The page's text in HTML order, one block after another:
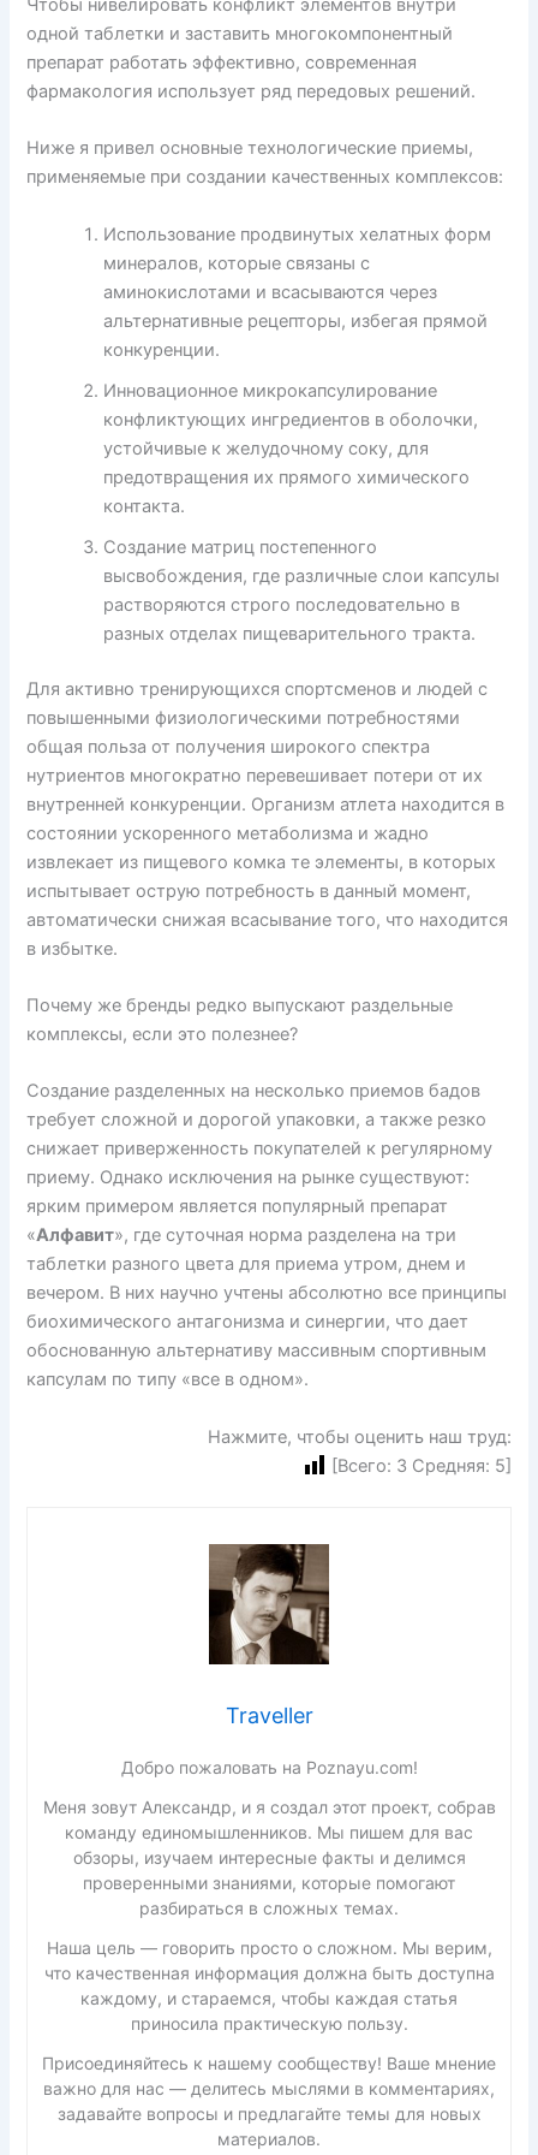
Чтобы нивелировать конфликт элементов внутри
одной таблетки и заставить многокомпонентный
препарат работать эффективно, современная
фармакология использует ряд передовых решений.
Ниже я привел основные технологические приемы,
применяемые при создании качественных комплексов:
Использование продвинутых хелатных форм
минералов, которые связаны с
аминокислотами и всасываются через
альтернативные рецепторы, избегая прямой
конкуренции.
Инновационное микрокапсулирование
конфликтующих ингредиентов в оболочки,
устойчивые к желудочному соку, для
предотвращения их прямого химического
контакта.
Создание матриц постепенного
высвобождения, где различные слои капсулы
растворяются строго последовательно в
разных отделах пищеварительного тракта.
Для активно тренирующихся спортсменов и людей с
повышенными физиологическими потребностями
общая польза от получения широкого спектра
нутриентов многократно перевешивает потери от их
внутренней конкуренции. Организм атлета находится в
состоянии ускоренного метаболизма и жадно
извлекает из пищевого комка те элементы, в которых
испытывает острую потребность в данный момент,
автоматически снижая всасывание того, что находится
в избытке.
Почему же бренды редко выпускают раздельные
комплексы, если это полезнее?
Создание разделенных на несколько приемов бадов
требует сложной и дорогой упаковки, а также резко
снижает приверженность покупателей к регулярному
приему. Однако исключения на рынке существуют:
ярким примером является популярный препарат
«Алфавит», где суточная норма разделена на три
таблетки разного цвета для приема утром, днем и
вечером. В них научно учтены абсолютно все принципы
биохимического антагонизма и синергии, что дает
обоснованную альтернативу массивным спортивным
капсулам по типу «все в одном».
Нажмите, чтобы оценить наш труд:
[Всего: 3 Средняя: 5]
Traveller
Добро пожаловать на Poznayu.com!
Меня зовут Александр, и я создал этот проект, собрав
команду единомышленников. Мы пишем для вас
обзоры, изучаем интересные факты и делимся
проверенными знаниями, которые помогают
разбираться в сложных темах.
Наша цель — говорить просто о сложном. Мы верим,
что качественная информация должна быть доступна
каждому, и стараемся, чтобы каждая статья
приносила практическую пользу.
Присоединяйтесь к нашему сообществу! Ваше мнение
важно для нас — делитесь мыслями в комментариях,
задавайте вопросы и предлагайте темы для новых
материалов.